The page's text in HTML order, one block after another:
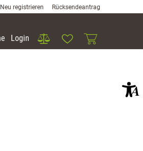
Neu registrieren Rücksendeantrag
Login VergleichWunschlisteWarenkorb